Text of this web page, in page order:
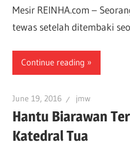
Mesir REINHA.com –
tewas setelah ditembaki
Continue reading
June 19, 2016 jmw
Hantu Biarawan
Katedral Tua